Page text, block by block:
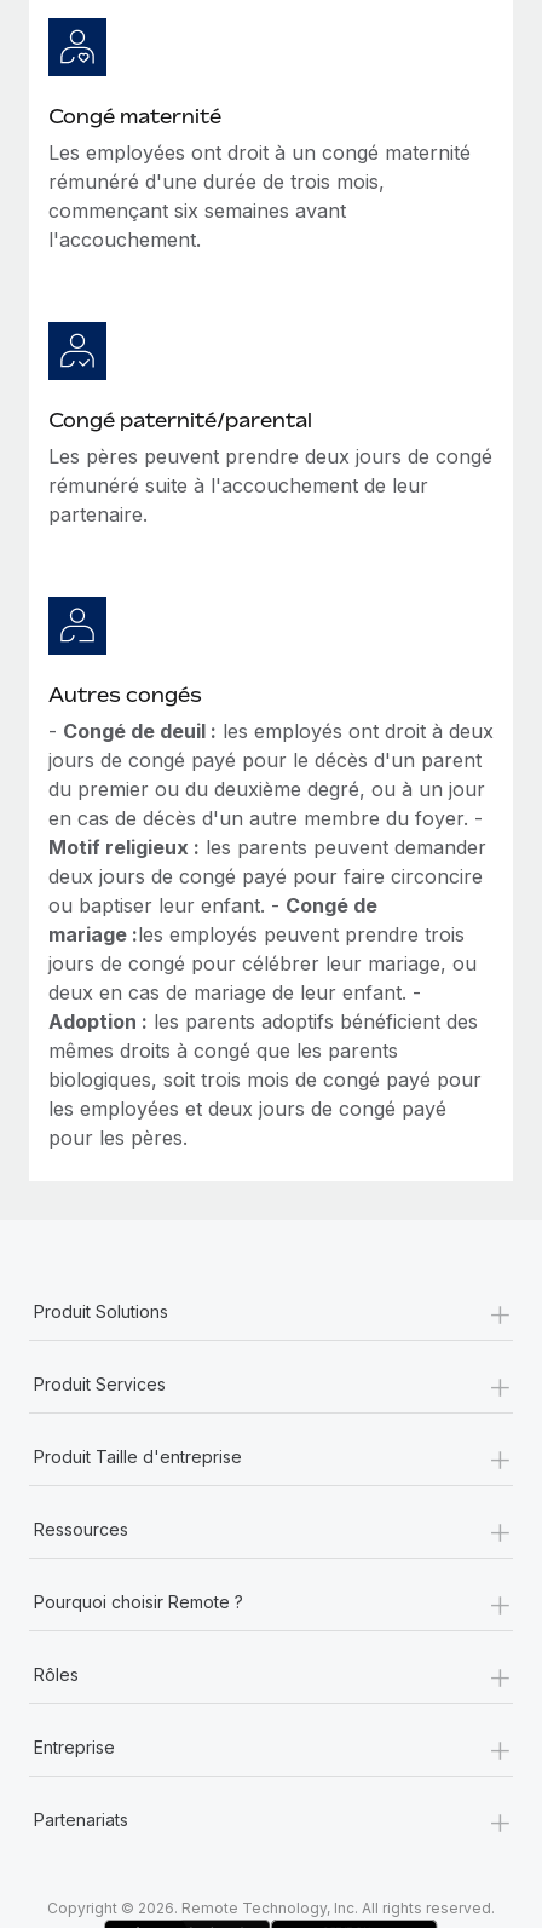
Congé maternité
Les employées ont droit à un congé maternité
rémunéré d'une durée de trois mois,
commençant six semaines avant
l'accouchement.
Congé paternité/parental
Les pères peuvent prendre deux jours de congé
rémunéré suite à l'accouchement de leur
partenaire.
Autres congés
- Congé de deuil : les employés ont droit à deux
jours de congé payé pour le décès d'un parent
du premier ou du deuxième degré, ou à un jour
en cas de décès d'un autre membre du foyer. -
Motif religieux : les parents peuvent demander
deux jours de congé payé pour faire circoncire
ou baptiser leur enfant. - Congé de
mariage :les employés peuvent prendre trois
jours de congé pour célébrer leur mariage, ou
deux en cas de mariage de leur enfant. -
Adoption : les parents adoptifs bénéficient des
mêmes droits à congé que les parents
biologiques, soit trois mois de congé payé pour
les employées et deux jours de congé payé
pour les pères.
Produit Solutions +
Produit Services +
Produit Taille d'entreprise +
Ressources +
Pourquoi choisir Remote ? +
Rôles +
Entreprise +
Partenariats +
Copyright © 2026. Remote Technology, Inc. All rights reserved.